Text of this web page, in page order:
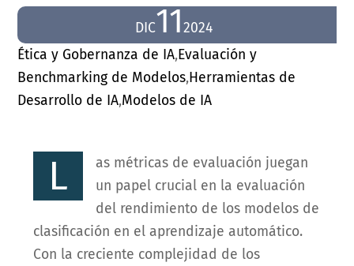
DIC112024
Ética y Gobernanza de IA,Evaluación y
Benchmarking de Modelos,Herramientas de
Desarrollo de IA,Modelos de IA
L
as métricas de evaluación juegan
un papel crucial en la evaluación
del rendimiento de los modelos de
clasificación en el aprendizaje automático.
Con la creciente complejidad de los